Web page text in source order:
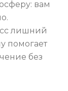
вам
лишний
помогает
без